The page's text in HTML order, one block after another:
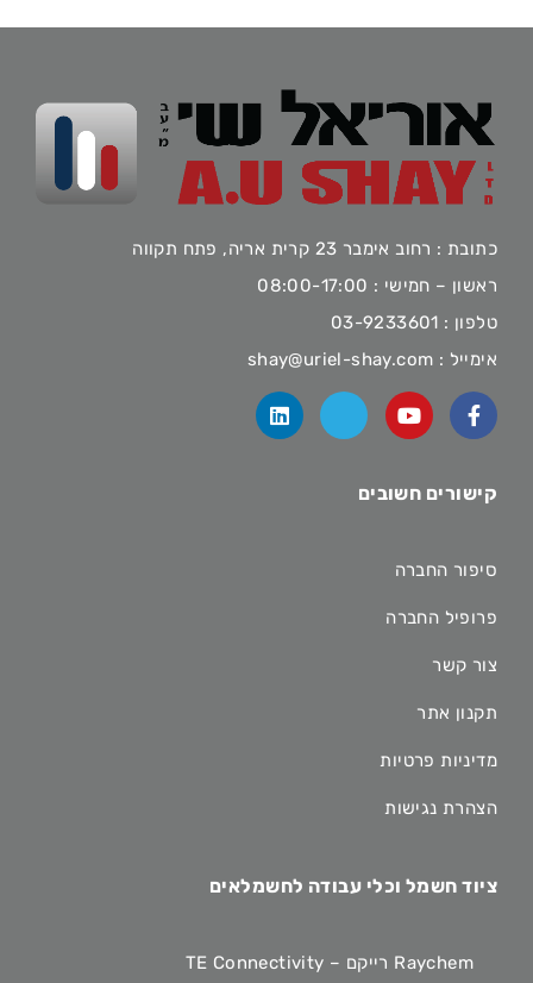
כתובת : רחוב אימבר 23 קרית אריה, פתח תקווה
ראשון – חמישי : 08:00-17:00
טלפון : 03-9233601
אימייל : shay@uriel-shay.com
קישורים חשובים
סיפור החברה
פרופיל החברה
צור קשר
תקנון אתר
מדיניות פרטיות
הצהרת נגישות
ציוד חשמל וכלי עבודה לחשמלאים
Raychem רייקם – TE Connectivity